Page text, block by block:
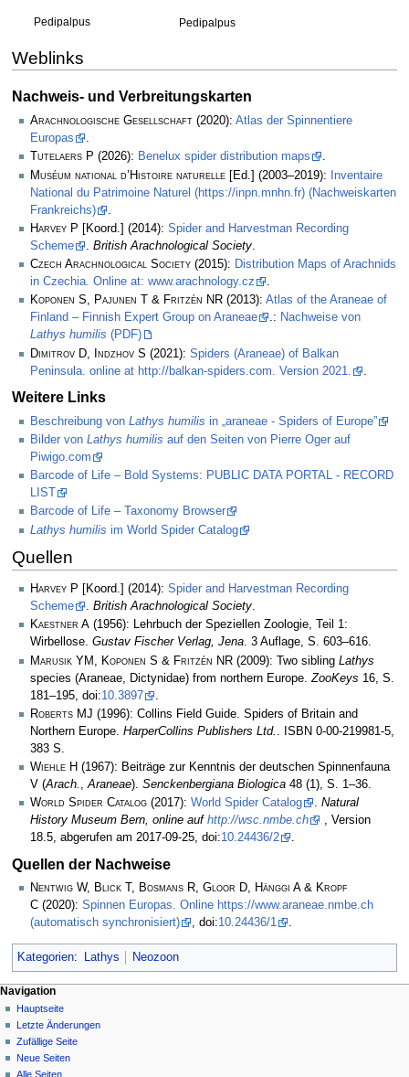
Pedipalpus Pedipalpus
Weblinks
Nachweis- und Verbreitungskarten
Arachnologische Gesellschaft (2020): Atlas der Spinnentiere
Europas
.
Tutelaers P (2026): Benelux spider distribution maps
.
Muséum national d’Histoire naturelle [Ed.] (2003–2019):
Inventaire
National du Patrimoine Naturel (https://inpn.mnhn.fr) (Nachweiskarten
Frankreichs)
Harvey P [Koord.] (2014): Spider and Harvestman Recording
Scheme
British Arachnological Society
Czech Arachnological Society (2015): Distribution Maps of Arachnids
in Czechia. Online at: www.arachnology.cz
.
Koponen S, Pajunen T & Fritzén NR (2013): Atlas of the Araneae of
Finland – Finnish Expert Group on Araneae
.: Nachweise von
Lathys humilis (PDF)
Dimitrov D, Indzhov S (2021): Spiders (Araneae) of Balkan
Peninsula. online at http://balkan-spiders.com. Version 2021.
Weitere Links
Beschreibung von Lathys humilis in „araneae - Spiders of Europe”
Bilder von Lathys humilis auf den Seiten von Pierre Oger auf
Piwigo.com
Barcode of Life – Bold Systems: PUBLIC DATA PORTAL - RECORD
LIST
Barcode of Life – Taxonomy Browser
Lathys humilis im World Spider Catalog
Quellen
Harvey P [Koord.] (2014): Spider and Harvestman Recording
Scheme
. British Arachnological Society.
Kaestner A (1956): Lehrbuch der Speziellen Zoologie, Teil 1:
Wirbellose. Gustav Fischer Verlag, Jena. 3 Auflage, S. 603–616.
Marusik YM, Koponen S & Fritzén NR (2009): Two sibling Lathys
species (Araneae, Dictynidae) from northern Europe. ZooKeys 16, S.
181–195, doi:10.3897
Roberts MJ (1996): Collins Field Guide. Spiders of Britain and
Northern Europe. HarperCollins Publishers Ltd. . ISBN 0-00-219981-5,
383 S.
Wiehle H (1967): Beiträge zur Kenntnis der deutschen Spinnenfauna
V (Arach. ,Araneae). Senckenbergiana Biologica 48 (1), S. 1–36.
World Spider Catalog (2017): World Spider Catalog . Natural
History Museum Bern, online auf http://wsc.nmbe.ch
, Version
18.5, abgerufen am 2017-09-25, doi:10.24436/2 .
Quellen der Nachweise
Nentwig W, Blick T, Bosmans R, Gloor D, Hänggi A & Kropf
C (2020): Spinnen Europas. Online https://www.araneae.nmbe.ch
(automatisch synchronisiert)
, doi:10.24436/1 .
Kategorien: Lathys Neozoon
Navigation
Hauptseite
Letzte Änderungen
Zufällige Seite
Neue Seiten
Alle Seiten